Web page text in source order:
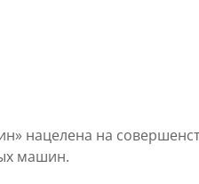
нацелена на
машин.